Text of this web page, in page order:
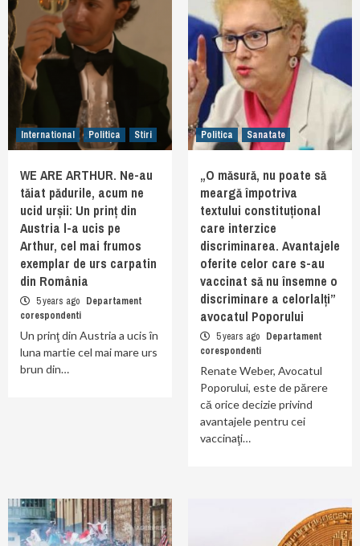
International Politica Stiri
WE ARE ARTHUR. Ne-au
tăiat pădurile, acum ne
ucid urșii: Un prinț din
Austria l-a ucis pe
Arthur, cel mai frumos
exemplar de urs carpatin
din România
5 years ago Departament
corespondenti
Un prinţ din Austria a ucis în
luna martie cel mai mare urs
brun din…
Politica Sanatate
„O măsură, nu poate să
meargă împotriva
textului constituțional
care interzice
discriminarea. Avantajele
oferite celor care s-au
vaccinat să nu însemne o
discriminare a celorlalți”
avocatul Poporului
5 years ago Departament
corespondenti
Renate Weber, Avocatul
Poporului, este de părere
că orice decizie privind
avantajele pentru cei
vaccinaţi…